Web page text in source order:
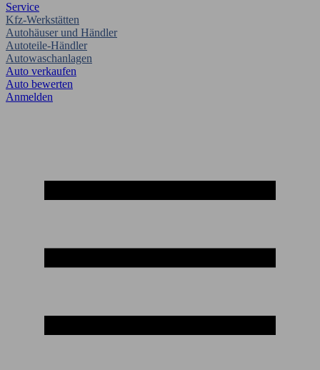
Service
Kfz-Werkstätten
Autohäuser und Händler
Autoteile-Händler
Autowaschanlagen
Auto verkaufen
Auto bewerten
Anmelden